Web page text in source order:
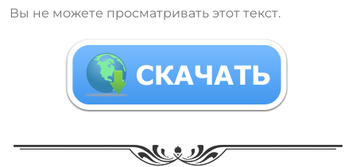
Вы не можете просматривать этот текст.